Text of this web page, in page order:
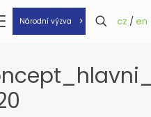
Národní výzva cz / en